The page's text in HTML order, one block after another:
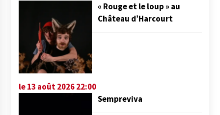
« Rouge et le loup » au
Château d’Harcourt
le 13 août 2026 22:00
Sempreviva